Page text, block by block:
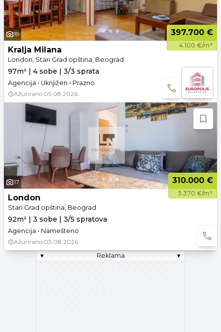
19 397.700 €
4.100 €/m²
Kralja Milana
London, Stari Grad opština, Beograd
97m² | 4 sobe | 3/3 sprata
Agencija • Uknjižen • Prazno
Ažurirano 05.08.2026.
17 310.000 €
3.370 €/m²
London
Stari Grad opština, Beograd
92m² | 3 sobe | 3/5 spratova
Agencija • Namešteno
Ažurirano 03.08.2026.
▾
Reklama ▾